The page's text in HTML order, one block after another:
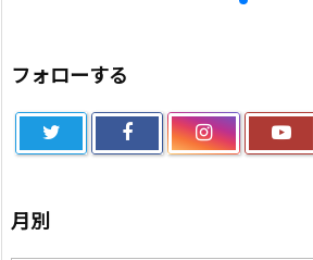
フォローする
月別